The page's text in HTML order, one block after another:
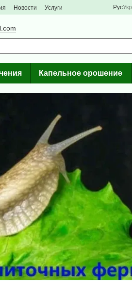
Новости Услуги РусУкр
Капельное орошение